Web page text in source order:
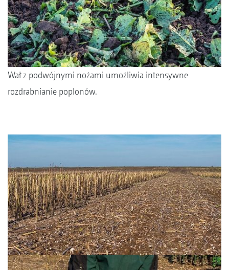
Wał z podwójnymi nożami umożliwia intensywne
rozdrabnianie poplonów.